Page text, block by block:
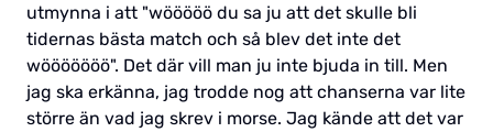
utmynna i att "wööööö du sa ju att det skulle bli
tidernas bästa match och så blev det inte det
wööööööö". Det där vill man ju inte bjuda in till. Men
jag ska erkänna, jag trodde nog att chanserna var lite
större än vad jag skrev i morse. Jag kände att det var